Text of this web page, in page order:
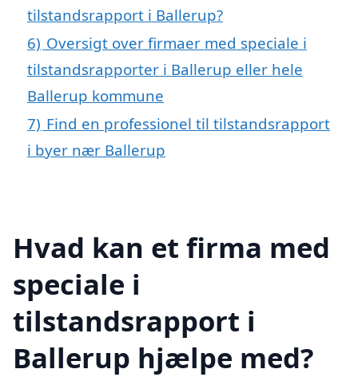
tilstandsrapport i Ballerup?
6) Oversigt over firmaer med speciale i
tilstandsrapporter i Ballerup eller hele
Ballerup kommune
7) Find en professionel til tilstandsrapport
i byer nær Ballerup
Hvad kan et firma med
speciale i
tilstandsrapport i
Ballerup hjælpe med?